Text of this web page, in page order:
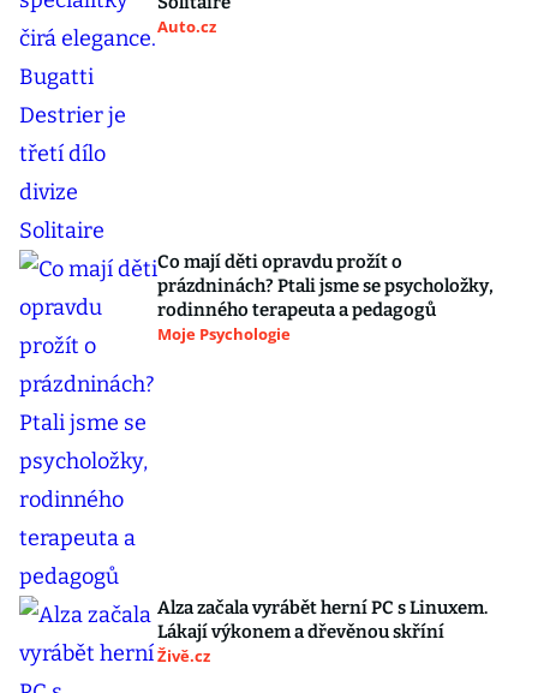
Auto.cz
Co mají děti opravdu prožít o
prázdninách? Ptali jsme se psycholožky,
rodinného terapeuta a pedagogů
Moje Psychologie
Alza začala vyrábět herní PC s Linuxem.
Lákají výkonem a dřevěnou skříní
Živě.cz